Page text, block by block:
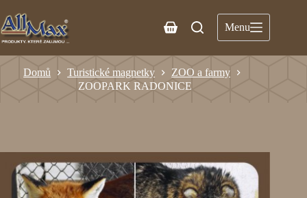
Menu
Domů Turistické magnetky
ZOO a farmy
ZOOPARK RADONICE